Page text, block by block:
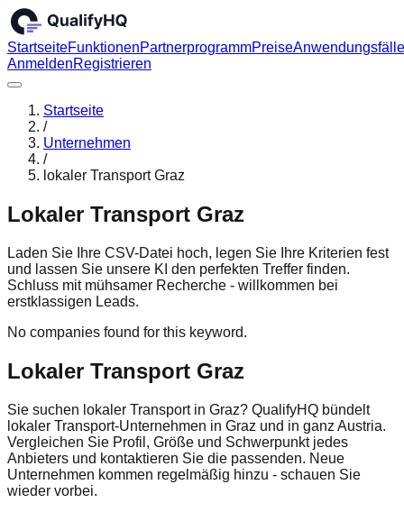
StartseiteFunktionenPartnerprogrammPreiseAnwendungsfälle
AnmeldenRegistrieren
Startseite
/
Unternehmen
/
lokaler Transport Graz
Lokaler Transport Graz
Laden Sie Ihre CSV-Datei hoch, legen Sie Ihre Kriterien fest
und lassen Sie unsere KI den perfekten Treffer finden.
Schluss mit mühsamer Recherche - willkommen bei
erstklassigen Leads.
No companies found for this keyword.
Lokaler Transport Graz
Sie suchen lokaler Transport in Graz? QualifyHQ bündelt
lokaler Transport-Unternehmen in Graz und in ganz Austria.
Vergleichen Sie Profil, Größe und Schwerpunkt jedes
Anbieters und kontaktieren Sie die passenden. Neue
Unternehmen kommen regelmäßig hinzu - schauen Sie
wieder vorbei.